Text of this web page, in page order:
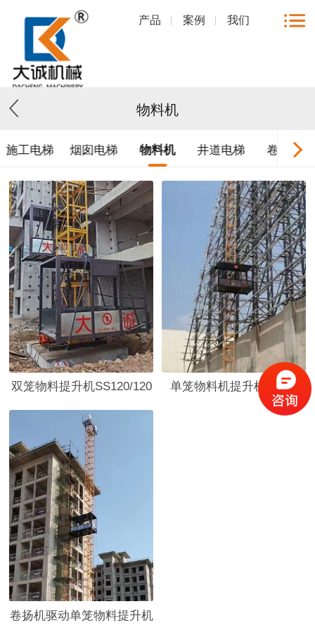
产品 案例 我们
物料机
施工电梯 烟囱电梯 物料机 井道电梯 卷扬机
双笼物料提升机SS120/120 单笼物料机提升机ss120
卷扬机驱动单笼物料提升机